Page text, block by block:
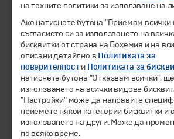
© 1994-2026 Бохемия ООД.Всички
Екскурзии и почивки
Направления
Календар
Всички програми от А до Я
Промоции
Горещи оферти
Потвърдени дати
на техните политики за използване на
Ако натиснете бутона "Приемам
съгласието си за използването на
бисквитки от страна на Бохемия и на
описани детайлно в Политиката за
поверителности Политиката за
натиснете бутона "Отказвам всички",
използването на всички видове
"Настройки" може да направите
приемете някои категории бисквитки и
използването на други. Може да
по всяко време.